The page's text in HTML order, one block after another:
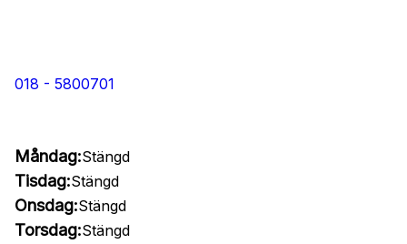
018 - 5800701
Måndag:Stängd
Tisdag:Stängd
Onsdag:Stängd
Torsdag:Stängd